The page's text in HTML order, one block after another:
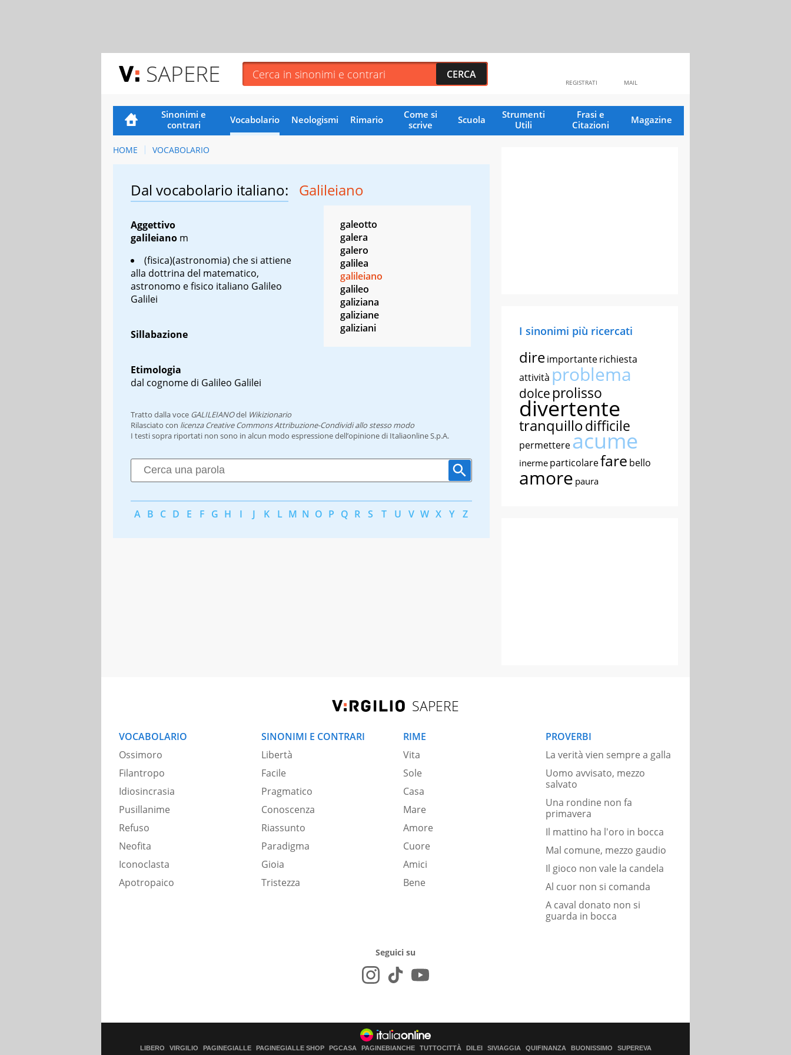
SAPERE MAIL
REGISTRATI
Sinonimi e
contrari
Vocabolario Neologismi Rimario
Come si
scrive
Scuola
Strumenti
Utili
Frasi e
Citazioni
Magazine
HOME VOCABOLARIO
Dal vocabolario italiano: Galileiano
Aggettivo
galileiano m
(fisica)(astronomia) che si attiene
alla dottrina del matematico,
astronomo e fisico italiano Galileo
Galilei
Sillabazione
Etimologia
dal cognome di Galileo Galilei
galeotto
galera
galero
galilea
galileiano
galileo
galiziana
galiziane
galiziani
Tratto dalla voce GALILEIANOdel Wikizionario
Rilasciato con licenza Creative Commons Attribuzione-Condividi allo stesso modo
I testi sopra riportati non sono in alcun modo espressione dell’opinione di Italiaonline S.p.A.
A B C D E F G H I J K L M N O P Q R S T U V W X Y Z
I sinonimi più ricercati
direimportanterichiesta
attività problema
dolce prolisso
divertente
tranquillodifficile
permettereacume
inerme particolarefare bello
amore paura
SAPERE
VOCABOLARIO
Ossimoro
Filantropo
Idiosincrasia
Pusillanime
Refuso
Neofita
Iconoclasta
Apotropaico
SINONIMI E CONTRARI
Libertà
Facile
Pragmatico
Conoscenza
Riassunto
Paradigma
Gioia
Tristezza
RIME
Vita
Sole
Casa
Mare
Amore
Cuore
Amici
Bene
PROVERBI
La verità vien sempre a galla
Uomo avvisato, mezzo
salvato
Una rondine non fa
primavera
Il mattino ha l'oro in bocca
Mal comune, mezzo gaudio
Il gioco non vale la candela
Al cuor non si comanda
A caval donato non si
guarda in bocca
Seguici su
LIBERO VIRGILIO PAGINEGIALLE PAGINEGIALLE SHOP PGCASA PAGINEBIANCHE TUTTOCITTÀ DILEI SIVIAGGIA QUIFINANZA BUONISSIMO SUPEREVA